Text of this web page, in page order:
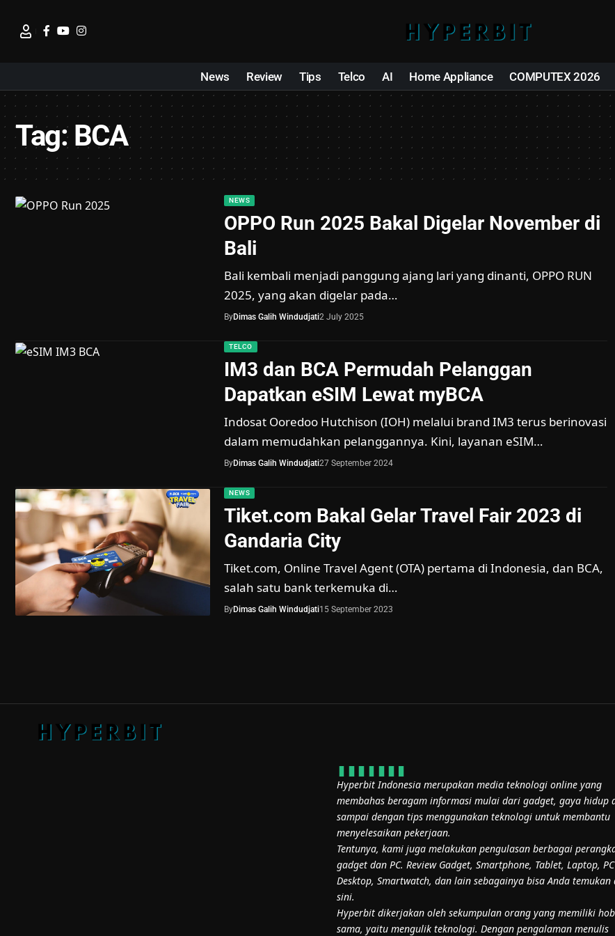
News Review Tips Telco AI Home Appliance COMPUTEX 2026
Tag: BCA
NEWS
OPPO Run 2025 Bakal Digelar November di
Bali
Bali kembali menjadi panggung ajang lari yang dinanti, OPPO RUN
2025, yang akan digelar pada…
ByDimas Galih Windudjati2 July 2025
TELCO
IM3 dan BCA Permudah Pelanggan
Dapatkan eSIM Lewat myBCA
Indosat Ooredoo Hutchison (IOH) melalui brand IM3 terus berinovasi
dalam memudahkan pelanggannya. Kini, layanan eSIM…
ByDimas Galih Windudjati27 September 2024
NEWS
Tiket.com Bakal Gelar Travel Fair 2023 di
Gandaria City
Tiket.com, Online Travel Agent (OTA) pertama di Indonesia, dan BCA,
salah satu bank terkemuka di…
ByDimas Galih Windudjati15 September 2023
Hyperbit Indonesia merupakan media teknologi online yang
membahas beragam informasi mulai dari gadget, gaya hidup
sampai dengan tips menggunakan teknologi untuk membantu
menyelesaikan pekerjaan.
Tentunya, kami juga melakukan pengulasan berbagai
gadget dan PC. Review Gadget, Smartphone, Tablet, Laptop, PC
Desktop, Smartwatch, dan lain sebagainya bisa Anda temukan
sini.
Hyperbit dikerjakan oleh sekumpulan orang yang memiliki
sama, yaitu mengulik teknologi. Dengan pengalaman menulis